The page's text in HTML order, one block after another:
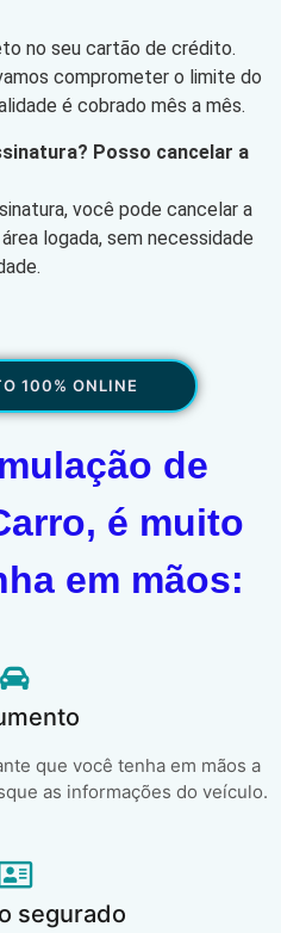
no seu cartão de crédito.
comprometer o limite do
é cobrado mês a mês.
Posso cancelar a
você pode cancelar a
logada, sem necessidade
100% ONLINE
de
é muito
em mãos:
que você tenha em mãos a
as informações do veículo.
segurado